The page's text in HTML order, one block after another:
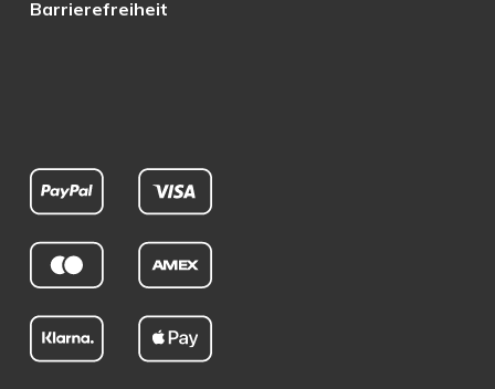
Barrierefreiheit